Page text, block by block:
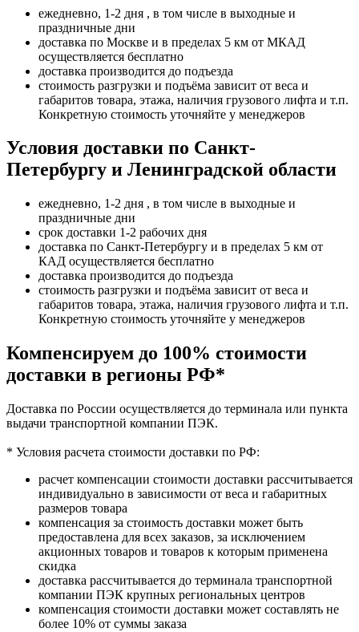
ежедневно, 1-2 дня , в том числе в выходные и
праздничные дни
доставка по Москве и в пределах 5 км от МКАД
осуществляется бесплатно
доставка производится до подъезда
стоимость разгрузки и подъёма зависит от веса и
габаритов товара, этажа, наличия грузового лифта и т.п.
Конкретную стоимость уточняйте у менеджеров
Условия доставки по Санкт-
Петербургу и Ленинградской области
ежедневно, 1-2 дня , в том числе в выходные и
праздничные дни
срок доставки 1-2 рабочих дня
доставка по Санкт-Петербургу и в пределах 5 км от
КАД осуществляется бесплатно
доставка производится до подъезда
стоимость разгрузки и подъёма зависит от веса и
габаритов товара, этажа, наличия грузового лифта и т.п.
Конкретную стоимость уточняйте у менеджеров
Компенсируем до 100% стоимости
доставки в регионы РФ*
Доставка по России осуществляется до терминала или пункта
выдачи транспортной компании ПЭК.
* Условия расчета стоимости доставки по РФ:
расчет компенсации стоимости доставки рассчитывается
индивидуально в зависимости от веса и габаритных
размеров товара
компенсация за стоимость доставки может быть
предоставлена для всех заказов, за исключением
акционных товаров и товаров к которым применена
скидка
доставка рассчитывается до терминала транспортной
компании ПЭК крупных региональных центров
компенсация стоимости доставки может составлять не
более 10% от суммы заказа